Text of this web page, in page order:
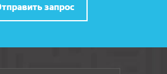
запрос